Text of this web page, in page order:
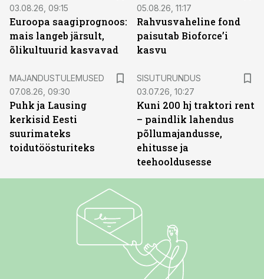
03.08.26, 09:15
Euroopa saagiprognoos:
mais langeb järsult,
õlikultuurid kasvavad
05.08.26, 11:17
Rahvusvaheline fond
paisutab Bioforce’i
kasvu
MAJANDUSTULEMUSED
07.08.26, 09:30
Puhk ja Lausing
kerkisid Eesti
suurimateks
toidutöösturiteks
SISUTURUNDUS
03.07.26, 10:27
Kuni 200 hj traktori rent
– paindlik lahendus
põllumajandusse,
ehitusse ja
teehooldusesse